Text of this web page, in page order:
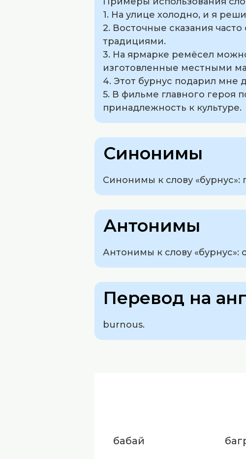
1. На улице холодно, и я
2. Восточные сказания
традициями.
3. На ярмарке ремёсел
изготовленные местными
4. Этот бурнус подарил мне
5. В фильме главного героя
принадлежность к культуре.
Синонимы
Синонимы к слову «бурнус»:
Антонимы
Антонимы к слову «бурнус»:
Перевод на
burnous.
бабай